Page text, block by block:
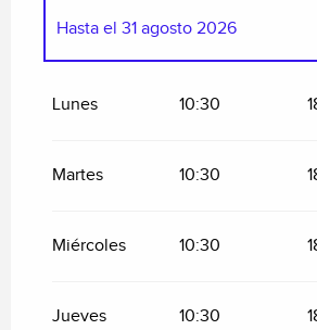
Hasta el 31 agosto 2026
Lunes 10:30
Martes 10:30
Miércoles 10:30
Jueves 10:30